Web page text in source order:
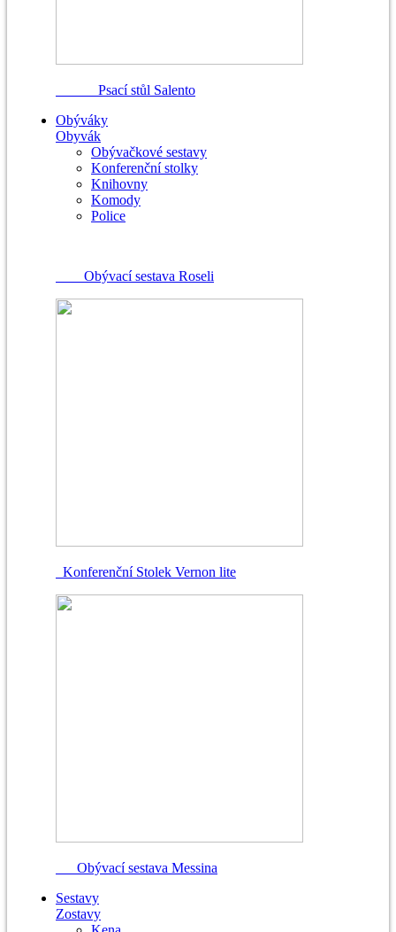
Psací stůl Salento
Obýváky
Obyvák
Obývačkové sestavy
Konferenční stolky
Knihovny
Komody
Police
Obývací sestava Roseli
Konferenční Stolek Vernon lite
Obývací sestava Messina
Sestavy
Zostavy